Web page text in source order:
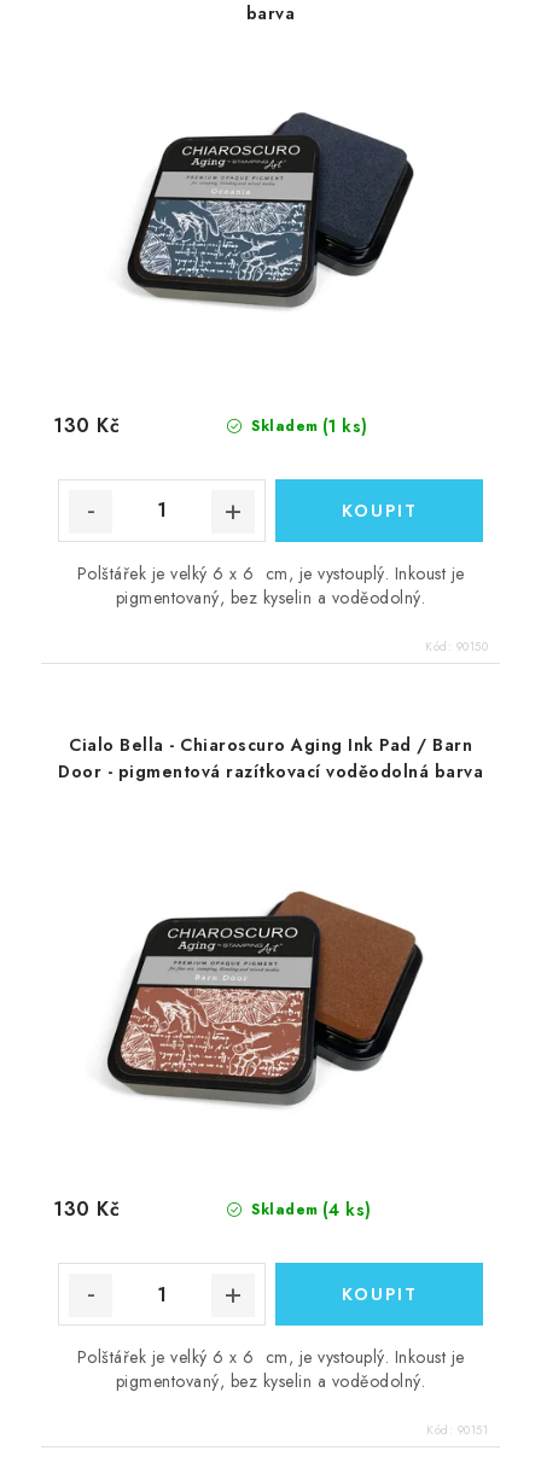
barva
Skladem (1 ks)
130 Kč
Polštářek je velký 6 x 6 cm, je vystouplý. Inkoust je
pigmentovaný, bez kyselin a voděodolný.
Kód: 90150
Cialo Bella - Chiaroscuro Aging Ink Pad / Barn
Door - pigmentová razítkovací voděodolná barva
Skladem (4 ks)
130 Kč
Polštářek je velký 6 x 6 cm, je vystouplý. Inkoust je
pigmentovaný, bez kyselin a voděodolný.
Kód: 90151